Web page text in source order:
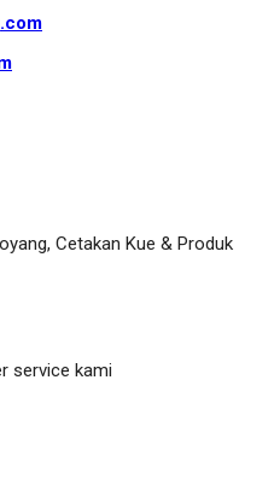
Cetakan Kue & Produk
service kami